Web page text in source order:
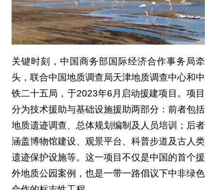
关键时刻，中国商务部国际经济合作事务局牵
头，联合中国地质调查局天津地质调查中心和中
铁二十五局，于2023年6月启动援建项目。项目
分为技术援助与基础设施援助两部分：前者包括
地质遗迹调查、总体规划编制及人员培训；后者
涵盖博物馆建设、观景平台、科普步道及古人类
遗迹保护设施等。这一项目不仅是中国的首个援
外地质公园案例，也是一带一路倡议下中非绿色